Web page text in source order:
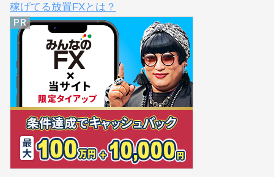
おすすめ記事（お得なキャンペーンあり）
＞＞【当ブログ限定で最大1,010,000円ゲット】ぼくも
稼げてる放置FXとは？